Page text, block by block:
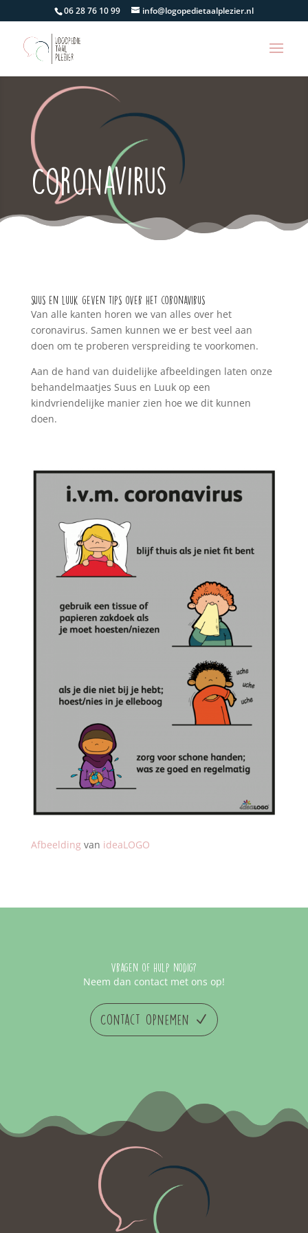
06 28 76 10 99 info@logopedietaalplezier.nl
Coronavirus
suus en luuk geven tips over het coronavirus
Van alle kanten horen we van alles over het
coronavirus. Samen kunnen we er best veel aan
doen om te proberen verspreiding te voorkomen.
Aan de hand van duidelijke afbeeldingen laten onze
behandelmaatjes Suus en Luuk op een
kindvriendelijke manier zien hoe we dit kunnen
doen.
Afbeelding van ideaLOGO
Vragen of hulp nodig?
Neem dan contact met ons op!
Contact opnemen